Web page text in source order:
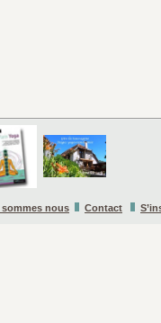
sommes nous Contact